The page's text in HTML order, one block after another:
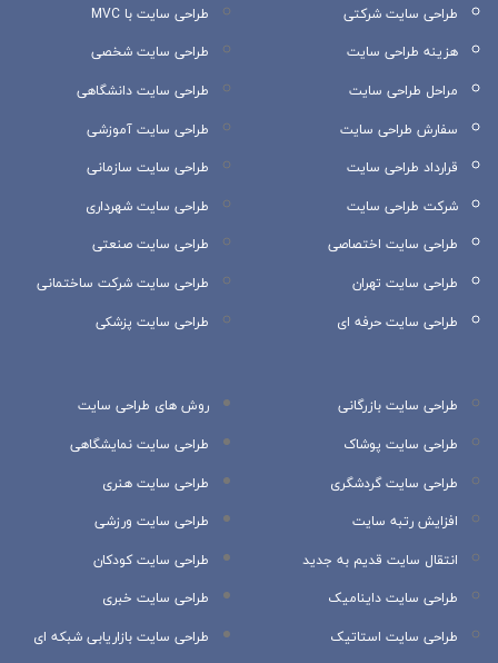
طراحی سایت شرکتی
هزینه طراحی سایت
مراحل طراحی سایت
سفارش طراحی سایت
قرارداد طراحی سایت
شرکت طراحی سایت
طراحی سایت اختصاصی
طراحی سایت تهران
طراحی سایت حرفه ای
طراحی سایت با MVC
طراحی سایت شخصی
طراحی سایت دانشگاهی
طراحی سایت آموزشی
طراحی سایت سازمانی
طراحی سایت شهرداری
طراحی سایت صنعتی
طراحی سایت شرکت ساختمانی
طراحی سایت پزشکی
طراحی سایت بازرگانی
طراحی سایت پوشاک
طراحی سایت گردشگری
افزایش رتبه سایت
انتقال سایت قدیم به جدید
طراحی سایت داینامیک
طراحی سایت استاتیک
روش های طراحی سایت
طراحی سایت نمایشگاهی
طراحی سایت هنری
طراحی سایت ورزشی
طراحی سایت کودکان
طراحی سایت خبری
طراحی سایت بازاریابی شبکه ای